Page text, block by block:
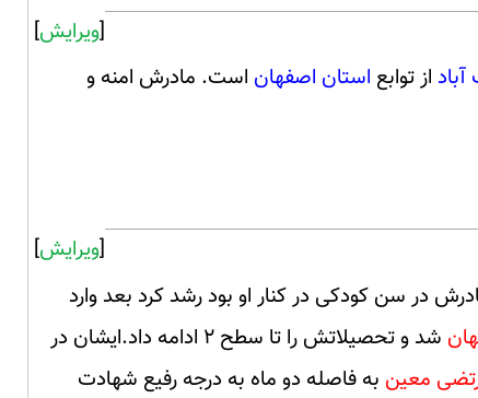
[ویرایش]
از توابع استان اصفهان است. مادرش امنه و
[ویرایش]
در سن کودکی در کنار او بود رشد کرد بعد وارد
شد و تحصیلاتش را تا سطح ۲ ادامه داد.ایشان در
معین به فاصله دو ماه به درجه رفیع شهادت